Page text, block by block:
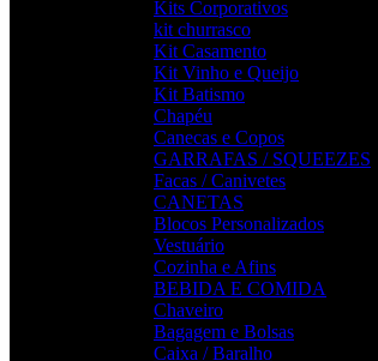
Kits Corporativos
kit churrasco
Kit Casamento
Kit Vinho e Queijo
Kit Batismo
Chapéu
Canecas e Copos
GARRAFAS / SQUEEZES
Facas / Canivetes
CANETAS
Blocos Personalizados
Vestuário
Cozinha e Afins
BEBIDA E COMIDA
Chaveiro
Bagagem e Bolsas
Caixa / Baralho